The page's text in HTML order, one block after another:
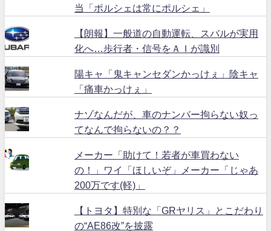
当「ポルシェは常にポルシェ」
【朗報】一般道の自動運転、スバルが実用
化へ…歩行者・信号をＡＩが識別
陽キャ「鬼キャンセダンかっけぇ」陰キャ
「痛車かっけぇ」
ナゾなんだが、車のナンバー拘らない奴っ
てなんで拘らないの？？
メーカー「助けて！若者が車買わない
の！」ワイ「ほしいぞ」メーカー「じゃあ
200万です(軽)」
【トヨタ】特別な「GRヤリス」とこだわり
の“AE86改”を披露